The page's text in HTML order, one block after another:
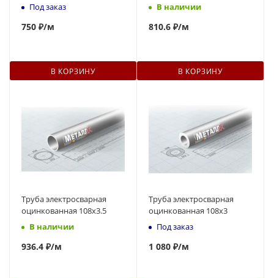
Под заказ
750 ₽/м
В КОРЗИНУ
В наличии
810.6 ₽/м
В КОРЗИНУ
Труба электросварная
оцинкованная 108x3.5
В наличии
936.4 ₽/м
Труба электросварная
оцинкованная 108x3
Под заказ
1 080 ₽/м